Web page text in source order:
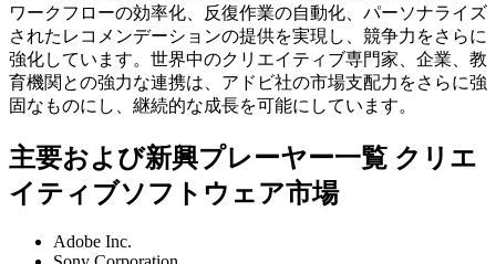
ワークフローの効率化、反復作業の自動化、パーソナライズ
されたレコメンデーションの提供を実現し、競争力をさらに
強化しています。世界中のクリエイティブ専門家、企業、教
育機関との強力な連携は、アドビ社の市場支配力をさらに強
固なものにし、継続的な成長を可能にしています。
主要および新興プレーヤー一覧 クリエ
イティブソフトウェア市場
Adobe Inc.